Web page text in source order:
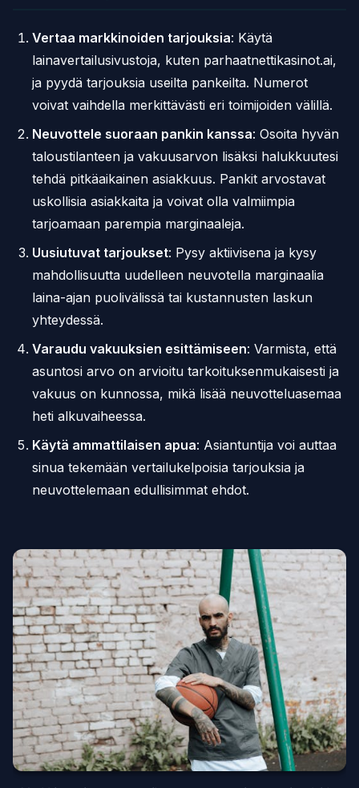
Vertaa markkinoiden tarjouksia: Käytä
lainavertailusivustoja, kuten parhaatnettikasinot.ai,
ja pyydä tarjouksia useilta pankeilta. Numerot
voivat vaihdella merkittävästi eri toimijoiden välillä.
Neuvottele suoraan pankin kanssa: Osoita hyvän
taloustilanteen ja vakuusarvon lisäksi halukkuutesi
tehdä pitkäaikainen asiakkuus. Pankit arvostavat
uskollisia asiakkaita ja voivat olla valmiimpia
tarjoamaan parempia marginaaleja.
Uusiutuvat tarjoukset: Pysy aktiivisena ja kysy
mahdollisuutta uudelleen neuvotella marginaalia
laina-ajan puolivälissä tai kustannusten laskun
yhteydessä.
Varaudu vakuuksien esittämiseen: Varmista, että
asuntosi arvo on arvioitu tarkoituksenmukaisesti ja
vakuus on kunnossa, mikä lisää neuvotteluasemaa
heti alkuvaiheessa.
Käytä ammattilaisen apua: Asiantuntija voi auttaa
sinua tekemään vertailukelpoisia tarjouksia ja
neuvottelemaan edullisimmat ehdot.